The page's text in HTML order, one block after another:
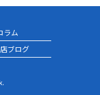
ラム
ブログ